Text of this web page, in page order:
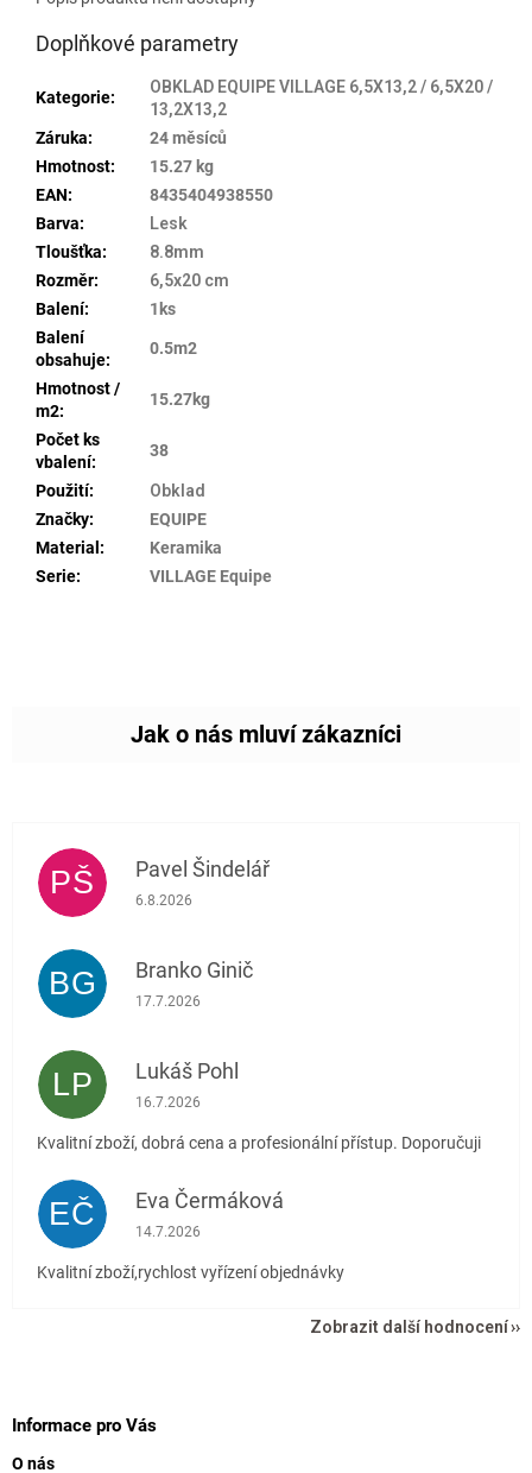
Doplňkové parametry
Kategorie:
OBKLAD EQUIPE VILLAGE 6,5X13,2 / 6,5X20 /
13,2X13,2
Záruka:
24 měsíců
Hmotnost:
15.27 kg
EAN:
8435404938550
Barva:
Lesk
Tloušťka:
8.8mm
Rozměr:
6,5x20 cm
Balení:
1ks
Balení
obsahuje:
0.5m2
Hmotnost /
m2:
15.27kg
Počet ks
vbalení:
38
Použití:
Obklad
Značky:
EQUIPE
Material :
Keramika
Serie: VILLAGE Equipe
PŠ Pavel Šindelář
Hodnocení obchodu je 5 z 5 hvězdiček.
6.8.2026
BG Branko Ginič
Hodnocení obchodu je 5 z 5 hvězdiček.
17.7.2026
LP Lukáš Pohl
Hodnocení obchodu je 5 z 5 hvězdiček.
16.7.2026
Kvalitní zboží, dobrá cena a profesionální přístup. Doporučuji
EČ Eva Čermáková
Hodnocení obchodu je 5 z 5 hvězdiček.
14.7.2026
Kvalitní zboží,rychlost vyřízení objednávky
Zobrazit další hodnocení
Informace pro Vás
O nás